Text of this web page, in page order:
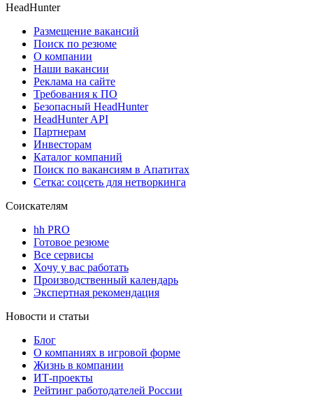
HeadHunter
Размещение вакансий
Поиск по резюме
О компании
Наши вакансии
Реклама на сайте
Требования к ПО
Безопасный HeadHunter
HeadHunter API
Партнерам
Инвесторам
Каталог компаний
Поиск по вакансиям в Апатитах
Сетка: соцсеть для нетворкинга
Соискателям
hh PRO
Готовое резюме
Все сервисы
Хочу у вас работать
Производственный календарь
Экспертная рекомендация
Новости и статьи
Блог
О компаниях в игровой форме
Жизнь в компании
ИТ-проекты
Рейтинг работодателей России